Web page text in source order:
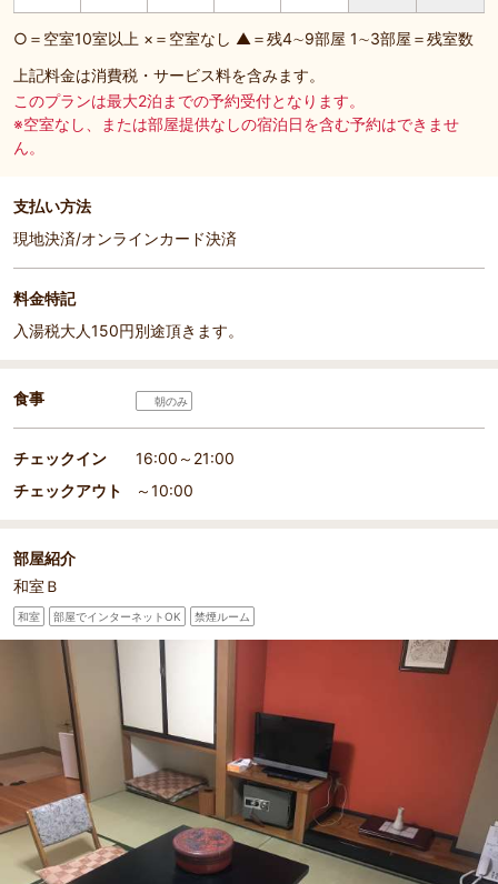
○＝空室10室以上 ×＝空室なし ▲＝残4∼9部屋 1∼3部屋＝残室数
上記料金は消費税・サービス料を含みます。
このプランは最大2泊までの予約受付となります。
※空室なし、または部屋提供なしの宿泊日を含む予約はできませ
ん。
支払い方法
現地決済/オンラインカード決済
料金特記
入湯税大人150円別途頂きます。
食事 朝のみ
チェックイン
16:00～21:00
チェックアウト
～10:00
部屋紹介
和室Ｂ
和室 部屋でインターネットOK 禁煙ルーム